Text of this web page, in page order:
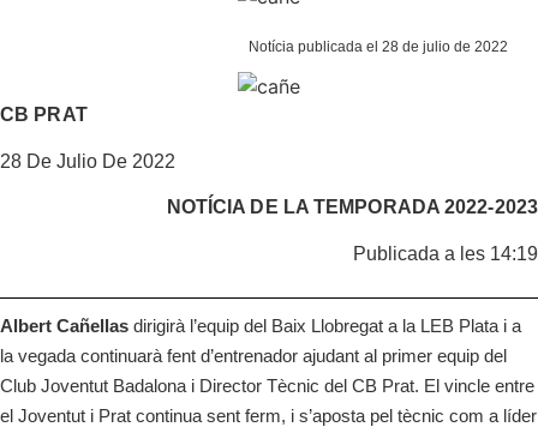
Notícia publicada el 28 de julio de 2022
CB PRAT
28 De Julio De 2022
NOTÍCIA DE LATEMPORADA 2022-2023
Publicada a les 14:19
Albert Cañellas dirigirà l’equip del Baix Llobregat a la LEB Plata i a
la vegada continuarà fent d’entrenador ajudant al primer equip del
Club Joventut Badalona i Director Tècnic del CB Prat. El vincle entre
el Joventut i Prat continua sent ferm, i s’aposta pel tècnic com a líder